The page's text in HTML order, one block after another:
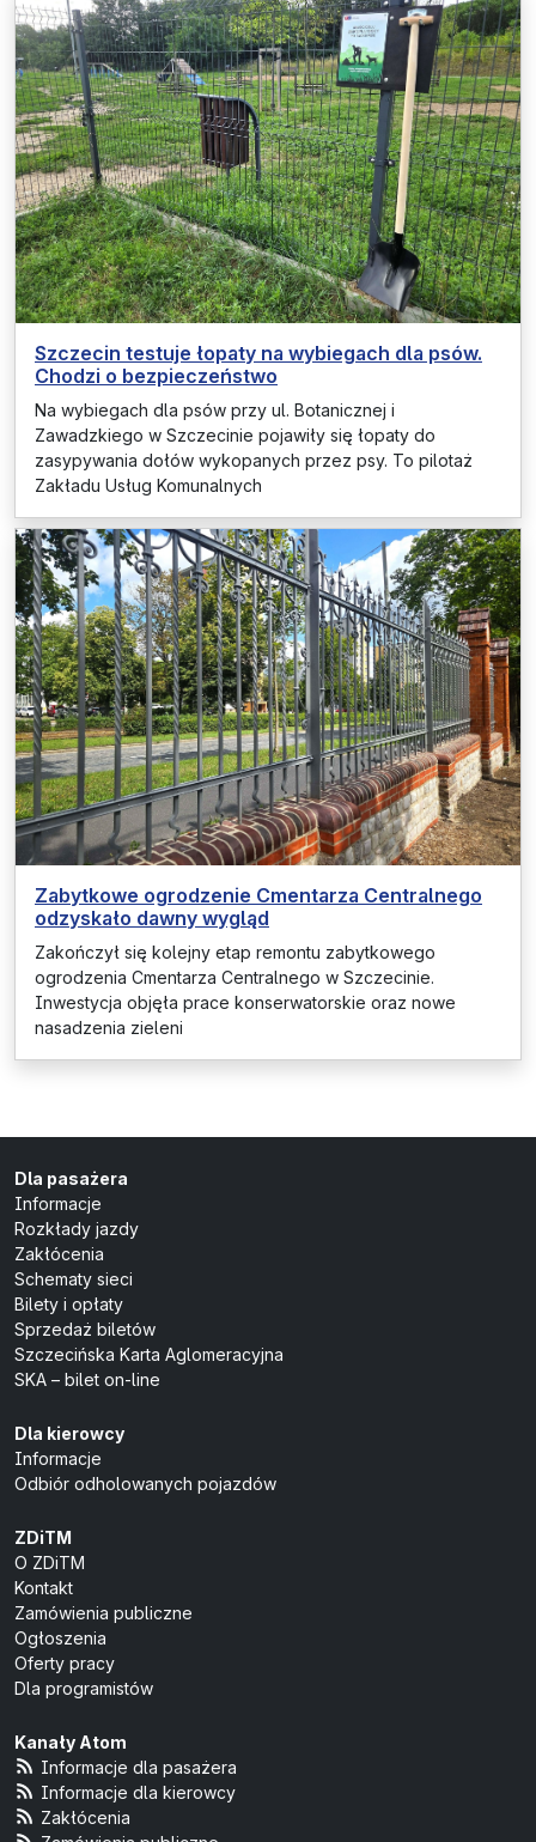
Szczecin testuje łopaty na wybiegach dla psów.
Chodzi o bezpieczeństwo
Na wybiegach dla psów przy ul. Botanicznej i
Zawadzkiego w Szczecinie pojawiły się łopaty do
zasypywania dołów wykopanych przez psy. To pilotaż
Zakładu Usług Komunalnych
Zabytkowe ogrodzenie Cmentarza Centralnego
odzyskało dawny wygląd
Zakończył się kolejny etap remontu zabytkowego
ogrodzenia Cmentarza Centralnego w Szczecinie.
Inwestycja objęła prace konserwatorskie oraz nowe
nasadzenia zieleni
Dla pasażera
Informacje
Rozkłady jazdy
Zakłócenia
Schematy sieci
Bilety i opłaty
Sprzedaż biletów
Szczecińska Karta Aglomeracyjna
SKA – bilet on-line
Dla kierowcy
Informacje
Odbiór odholowanych pojazdów
ZDiTM
O ZDiTM
Kontakt
Zamówienia publiczne
Ogłoszenia
Oferty pracy
Dla programistów
Kanały Atom
Informacje dla pasażera
Informacje dla kierowcy
Zakłócenia